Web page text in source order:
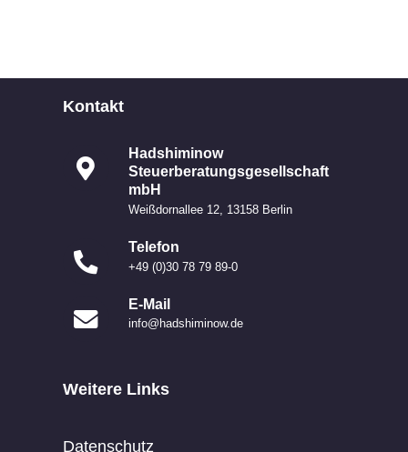
Kontakt
Hadshiminow
Steuerberatungsgesellschaft
mbH
Weißdornallee 12, 13158 Berlin
Telefon
+49 (0)30 78 79 89-0
E-Mail
info@hadshiminow.de
Weitere Links
Datenschutz